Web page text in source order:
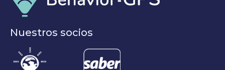
Nuestros socios